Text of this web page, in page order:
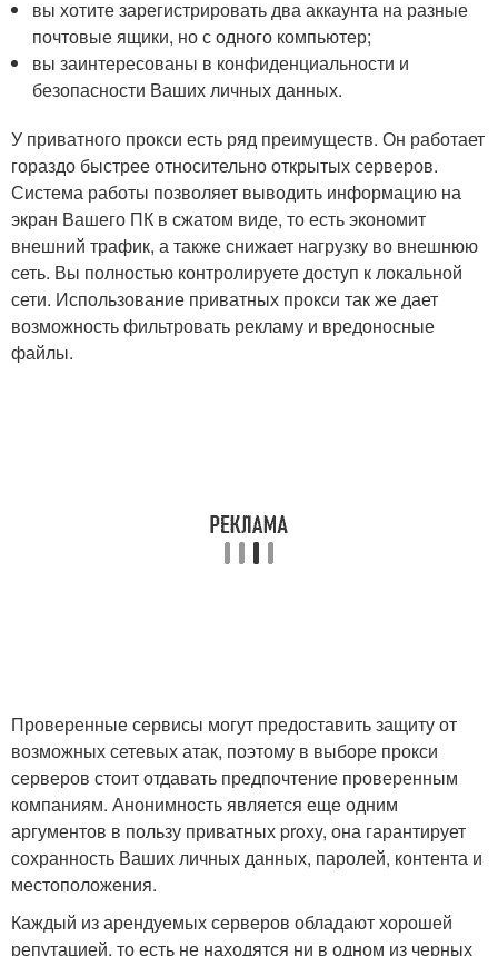
вы хотите зарегистрировать два аккаунта на разные
почтовые ящики, но с одного компьютер;
вы заинтересованы в конфиденциальности и
безопасности Ваших личных данных.
У приватного прокси есть ряд преимуществ. Он работает
гораздо быстрее относительно открытых серверов.
Система работы позволяет выводить информацию на
экран Вашего ПК в сжатом виде, то есть экономит
внешний трафик, а также снижает нагрузку во внешнюю
сеть. Вы полностью контролируете доступ к локальной
сети. Использование приватных прокси так же дает
возможность фильтровать рекламу и вредоносные
файлы.
Проверенные сервисы могут предоставить защиту от
возможных сетевых атак, поэтому в выборе прокси
серверов стоит отдавать предпочтение проверенным
компаниям. Анонимность является еще одним
аргументов в пользу приватных proxy, она гарантирует
сохранность Ваших личных данных, паролей, контента и
местоположения.
Каждый из арендуемых серверов обладают хорошей
репутацией, то есть не находятся ни в одном из черных